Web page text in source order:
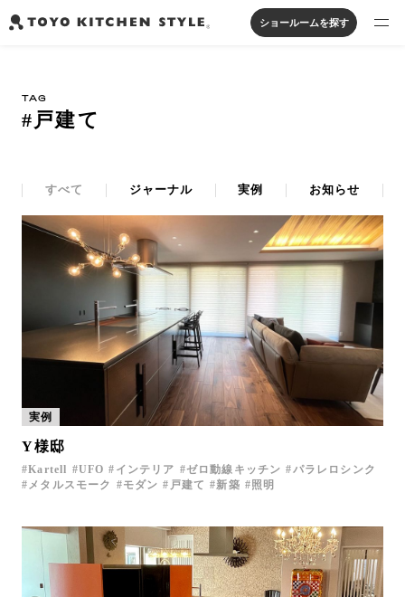
オープンキッチン
ペニンシュラキッチン
システムキッチン
実例から探す
私たちについて
ジャーナルを読む
お知らせ
お問い合わせ
サポート
LANGUAGE : EN
ショールームを探す
TAG
#戸建て
すべて ジャーナル 実例 お知らせ
実例
Y様邸
Kartell UFO インテリア ゼロ動線キッチン
パラレロシンク
メタルスモーク
モダン 戸建て 新築 照明